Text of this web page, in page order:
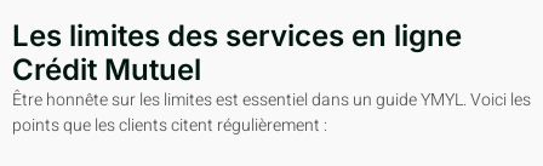
Les limites des services en ligne
Crédit Mutuel
Être honnête sur les limites est essentiel dans un guide YMYL. Voici les
points que les clients citent régulièrement :